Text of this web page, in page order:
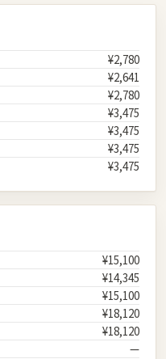
¥2,780
¥2,641
¥2,780
¥3,475
¥3,475
¥3,475
¥3,475
¥15,100
¥14,345
¥15,100
¥18,120
¥18,120
—